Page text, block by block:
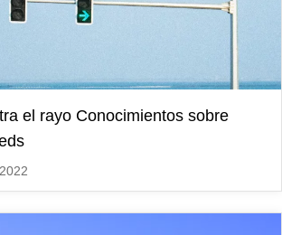
el rayo Conocimientos sobre